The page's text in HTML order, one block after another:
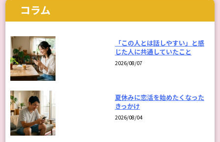
コラム
「この人とは話しやすい」と感
じた人に共通していたこと
2026/08/07
夏休みに恋活を始めたくなった
きっかけ
2026/08/04